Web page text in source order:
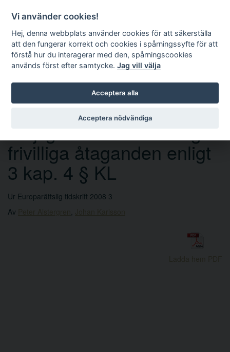
Sök
frivilliga åtaganden enligt
3 kap. 4 § KL
Ur Europarättslig tidskrift 2008 3
Av
Vi använder cookies!
Hej, denna webbplats använder cookies för att säkerställa
att den fungerar korrekt och cookies i spårningssyfte för att
förstå hur du interagerar med den, spårningscookies
används först efter samtycke.Jag vill välja
Acceptera alla
Acceptera nödvändiga